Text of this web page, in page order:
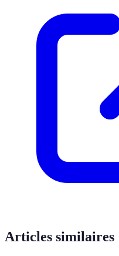
Articles similaires